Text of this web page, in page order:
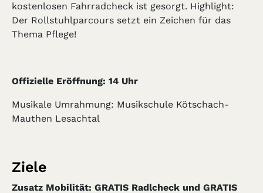
kostenlosen Fahrradcheck ist gesorgt. Highlight:
Der Rollstuhlparcours setzt ein Zeichen für das
Thema Pflege!
Offizielle Eröffnung: 14 Uhr
Musikale Umrahmung: Musikschule Kötschach-
Mauthen Lesachtal
Ziele
Zusatz Mobilität: GRATIS Radlcheck und GRATIS